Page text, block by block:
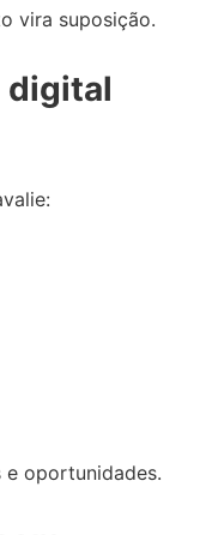
vira suposição.
digital
e oportunidades.